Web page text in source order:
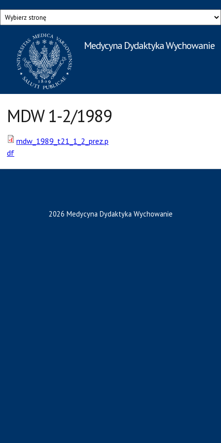
Przejdź do treści
Medycyna Dydaktyka Wychowanie
Rzecznik Prasowy
Warszawskiego Uniwersytetu Medycznego
MDW 1-2/1989
mdw_1989_t21_1_2_prez.p
df
2026 Medycyna Dydaktyka Wychowanie